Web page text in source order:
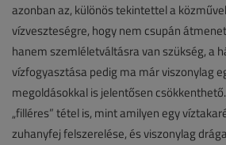
online
azonban az, különös tekintettel a
vízveszteségre, hogy nem csupán
hanem szemléletváltásra van szükség, a
vízfogyasztása pedig ma már viszonylag
megoldásokkal is jelentősen
„filléres” tétel is, mint amilyen egy
zuhanyfej felszerelése, és viszonylag